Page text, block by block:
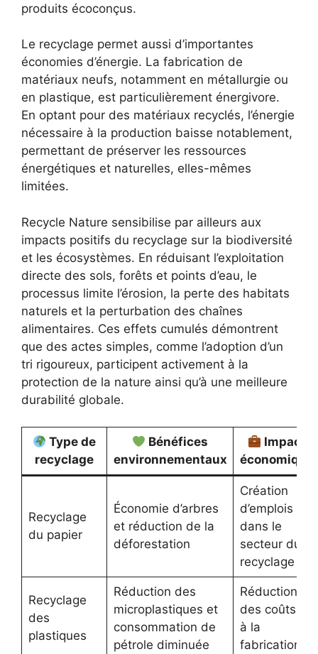
produits écoconçus.
Le recyclage permet aussi d’importantes
économies d’énergie. La fabrication de
matériaux neufs, notamment en métallurgie ou
en plastique, est particulièrement énergivore.
En optant pour des matériaux recyclés, l’énergie
nécessaire à la production baisse notablement,
permettant de préserver les ressources
énergétiques et naturelles, elles-mêmes
limitées.
Recycle Nature sensibilise par ailleurs aux
impacts positifs du recyclage sur la biodiversité
et les écosystèmes. En réduisant l’exploitation
directe des sols, forêts et points d’eau, le
processus limite l’érosion, la perte des habitats
naturels et la perturbation des chaînes
alimentaires. Ces effets cumulés démontrent
que des actes simples, comme l’adoption d’un
tri rigoureux, participent activement à la
protection de la nature ainsi qu’à une meilleure
durabilité globale.
Type de
recyclage
Bénéfices
environnementaux
Impacts
Recyclage
du papier
Économie d’arbres
et réduction de la
déforestation
Création
d’emplois
dans le
secteur du
recyclage
Recyclage
des
plastiques
Réduction des
microplastiques et
consommation de
pétrole diminuée
Réduction
des coûts liés
à la
fabrication